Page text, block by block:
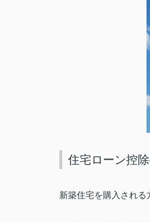
住宅ローン控
新築住宅を購入される